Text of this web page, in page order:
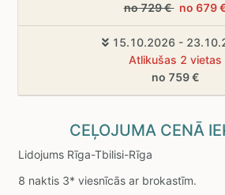
no 729 €no 679
15.10.2026 -
Atlikušas 2 vietas
no 759 €
CEĻOJUMA CENĀ
Lidojums Rīga-Tbilisi-Rīga
8 naktis 3* viesnīcās ar brokastīm.